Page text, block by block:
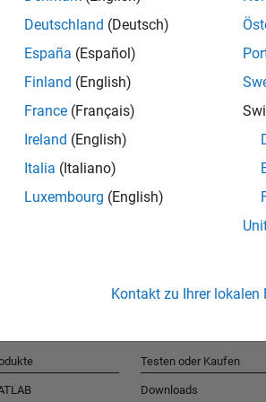
Deutschland (Deutsch)
España (Español)
Finland (English)
France (Français)
Ireland (English)
Italia (Italiano)
Luxembourg (English)
Kontakt zu Ihrer lokalen
Testen oder Kaufen
Downloads